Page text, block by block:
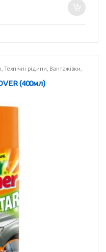
, Технічні рідини, Вантажівки,
(400мл)